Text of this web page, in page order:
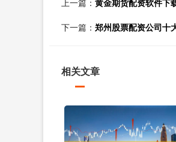
上一篇： 黄金期货配资软件下
下一篇： 郑州股票配资公司十
相关文章